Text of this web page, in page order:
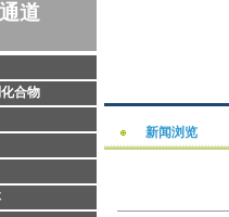
道
合物
新闻浏览